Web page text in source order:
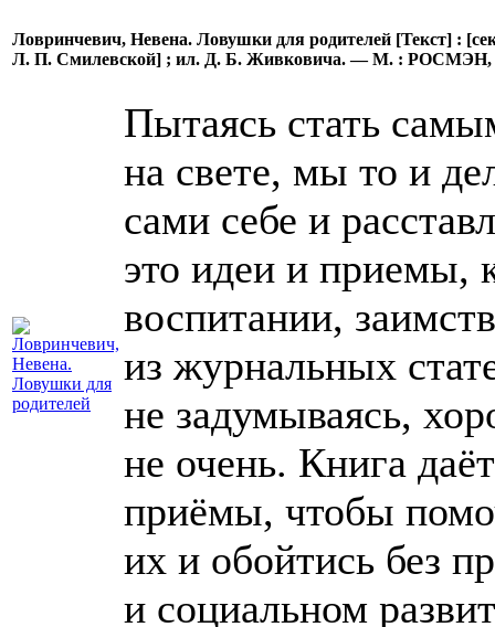
Ловринчевич, Невена. Ловушки для родителей [Текст] :
Л. П. Смилевской] ; ил. Д. Б. Живковича. — М. : РОСМЭН,
Пытаясь стать
на свете, мы то и
сами себе и
это идеи и приемы,
воспитании,
из журнальных
не задумываясь,
не очень. Книга
приёмы, чтобы
их и обойтись без
и социальном